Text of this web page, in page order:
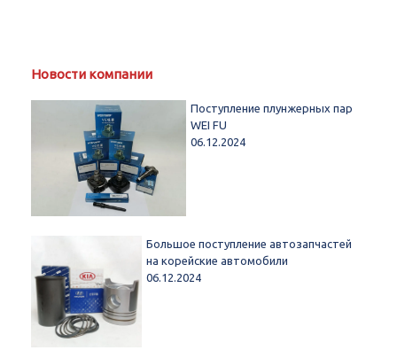
Новости компании
Поступление плунжерных пар
WEI FU
06.12.2024
Большое поступление автозапчастей
на корейские автомобили
06.12.2024